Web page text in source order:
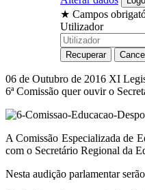
★ Campos
Utilizador
06 de Outubro de 2016 XI
6ª Comissão quer ouvir o
A Comissão Especializada de
com o Secretário Regional da
Nesta audição parlamentar